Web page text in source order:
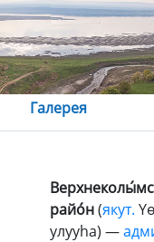
Галерея
райо́н(якут.
улууhа) —